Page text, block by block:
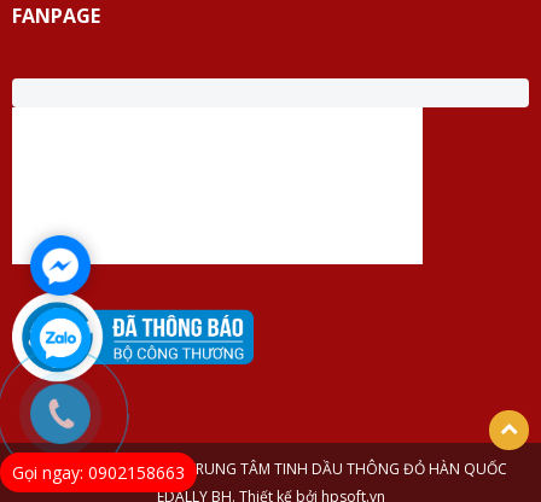
FANPAGE
© Bản quyền thuộc về TRUNG TÂM TINH DẦU THÔNG ĐỎ HÀN QUỐC
EDALLY BH. Thiết kế bởi hpsoft.vn
Gọi ngay: 0902158663